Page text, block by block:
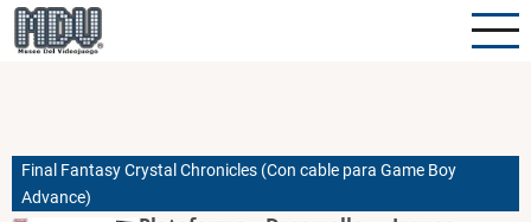
Pasar
al
Final Fantasy Crystal Chronicles (Con cable para Game Boy
Advance)